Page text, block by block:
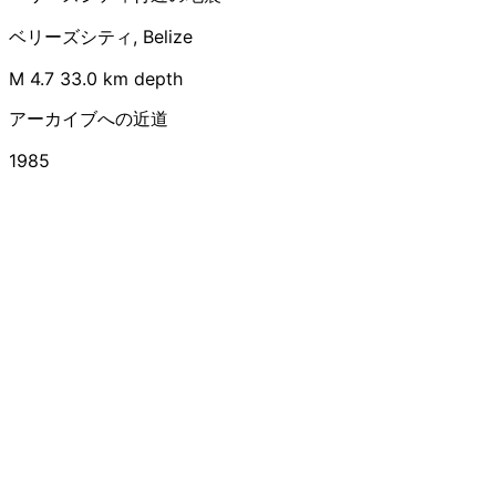
ベリーズシティ, Belize
M 4.7 33.0 km depth
アーカイブへの近道
1985